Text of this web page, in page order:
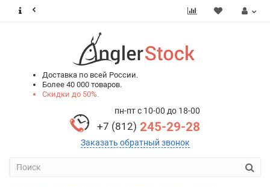
Доставка по всей России.
Более 40 000 товаров.
Скидки до 50%.
пн-пт с 10-00 до 18-00
+7 (812) 245-29-28
Заказать обратный звонок